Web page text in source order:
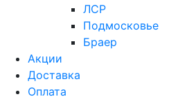
ЛСР
Подмосковье
Браер
Акции
Доставка
Оплата